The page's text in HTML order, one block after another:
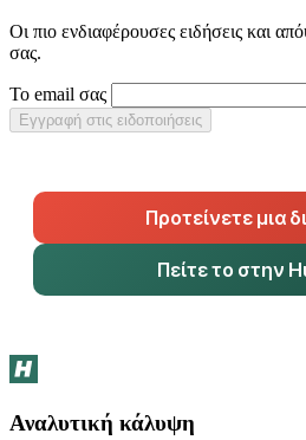
Οι πιο ενδιαφέρουσες ειδήσεις και
σας.
Το email σας
Εγγραφή στις ειδοποιήσεις
Προτείνετε μια
Πείτε το στην
Αναλυτική κάλυψη